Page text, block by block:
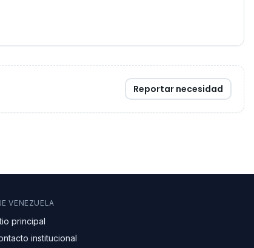
Reportar necesidad
VENEZUELA
principal
institucional